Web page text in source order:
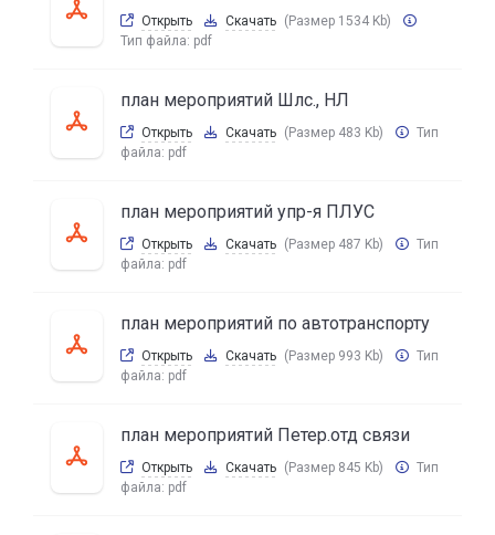
Открыть Скачать (Размер 1534 Kb)
Тип файла: pdf
план мероприятий Шлс., НЛ
Открыть Скачать (Размер 483 Kb)
Тип
файла: pdf
план мероприятий упр-я ПЛУС
Открыть Скачать (Размер 487 Kb)
Тип
файла: pdf
план мероприятий по автотранспорту
Открыть Скачать (Размер 993 Kb)
Тип
файла: pdf
план мероприятий Петер.отд связи
Открыть Скачать (Размер 845 Kb)
Тип
файла: pdf